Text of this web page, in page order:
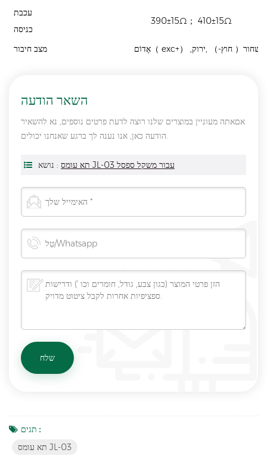
עכבת
כניסה
390±15Ω； 410±15Ω
מצב חיבור אָדוֹם（ exc+） ,שחור （ חוץ-） ,ירוק
השאר הודעה
אםאתה מעוניין במוצרים שלנו רוצה לדעת פרטים נוספים, נא להשאיר
הודעה כאן, אנו נענה לך ברגע שאנחנו יכולים.
נושא : תא עומס JL-03 עבור משקל ספסל
תגים :
תא עומס JL-03